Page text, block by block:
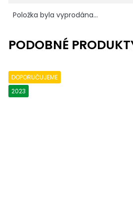
Položka byla vyprodána…
DOPORUČUJEME
2023